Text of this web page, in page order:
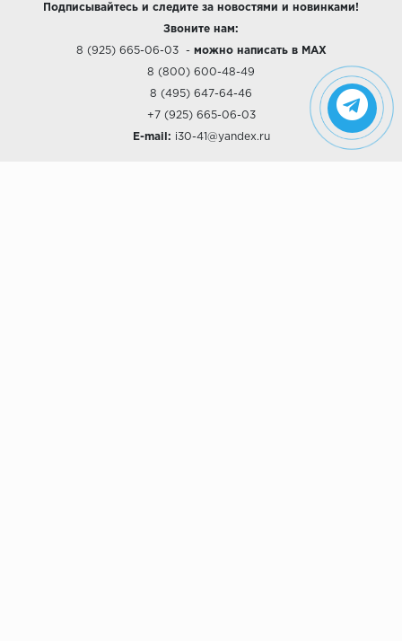
Подписывайтесь и следите за новостями и новинками!
Звоните нам:
8 (925) 665-06-03- можно написать в MAX
8 (800) 600-48-49
8 (495) 647-64-46
+7 (925) 665-06-03
E-mail: i30-41@yandex.ru